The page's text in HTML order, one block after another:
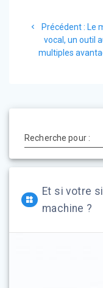
de
l’article
Précédent :
:
Le
vocal, un outil
multiples
Recherche pour :
Et si votre
machine ?